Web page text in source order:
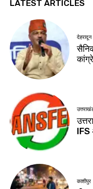
LATEST ARTICLES
देहरादून
IFS
काशीपुर